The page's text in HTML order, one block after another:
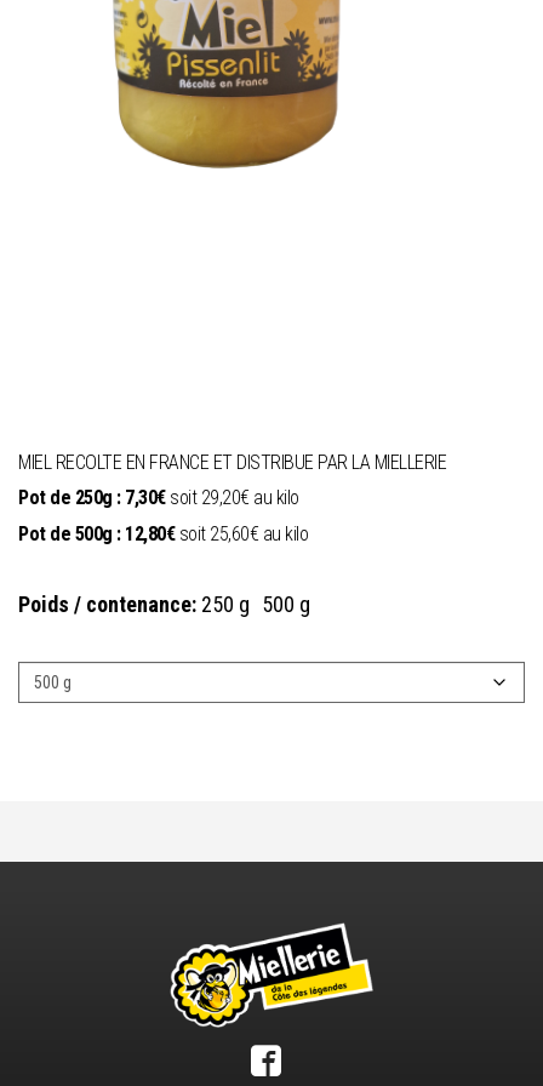
MIEL RECOLTE EN FRANCE ET DISTRIBUE PAR LA MIELLERIE
Pot de 250g : 7,30€soit 29,20€ au kilo
Pot de 500g : 12,80€soit 25,60€ au kilo
Poids / contenance: 250 g 500 g